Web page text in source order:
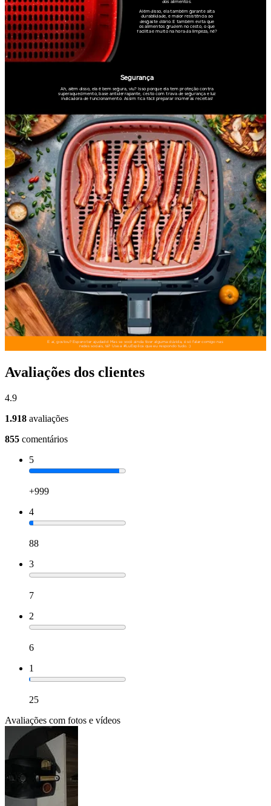
Avaliações dos clientes
4.9
1.918 avaliações
855 comentários
5
+999
4
88
3
7
2
6
1
25
Avaliações com fotos e vídeos